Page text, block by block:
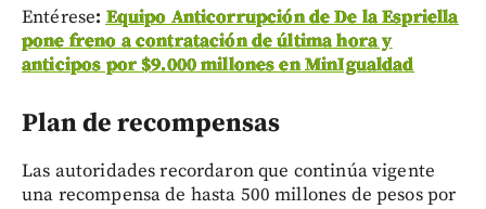
Entérese: Equipo Anticorrupción de De la Espriella
pone freno a contratación de última hora y
anticipos por $9.000 millones en MinIgualdad
Plan de recompensas
Las autoridades recordaron que continúa vigente
una recompensa de hasta 500 millones de pesos por